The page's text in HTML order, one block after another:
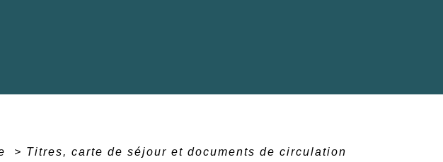
> Titres, carte de séjour et documents de circulation